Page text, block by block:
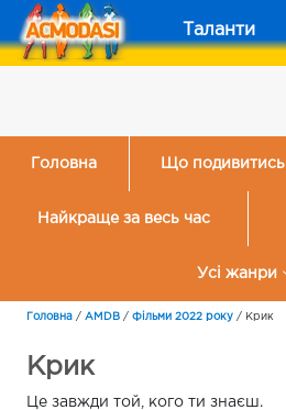
Таланти
Головна Що подивитись
Найкраще за весь час
Усі жанри
Головна / AMDB / Фільми 2022 року / Крик
Крик
Це завжди той, кого ти знаєш.